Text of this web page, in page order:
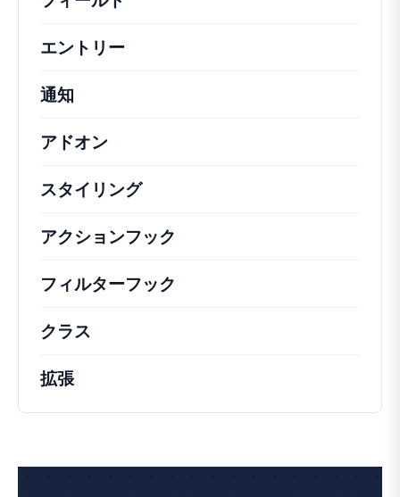
エントリー
通知
アドオン
スタイリング
アクションフック
フィルターフック
クラス
拡張